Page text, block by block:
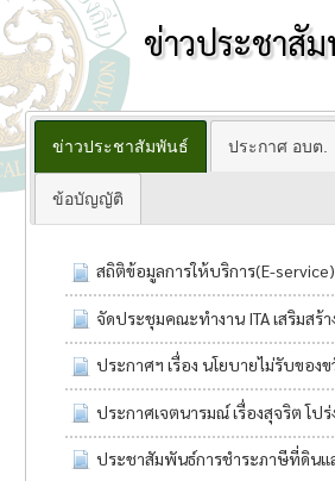
ข่าวประชาสั
ข่าวประชาสัมพันธ์ ประกาศ อบต.
ข้อบัญญัติ
สถิติข้อมูลการให้บริการ(E-service)
จัดประชุมคณะทำงาน ITA เสริมสร้างคุณธรรมและความโปร่งใส ยกร
ประกาศฯ เรื่อง นโยบายไม่รับของขวัญและของกำนัลทุกชนิดจากการปฏิบัติหน้าที่ (No
ประกาศเจตนารมณ์ เรื่องสุจริต โปร่งใส ใสสะอาด 2569 และ งดรับ งดให้ ของขวัญและของกำ
ประชาสัมพันธ์การชำระภาษีที่ดินและสิ่งปลูกสร้าง/